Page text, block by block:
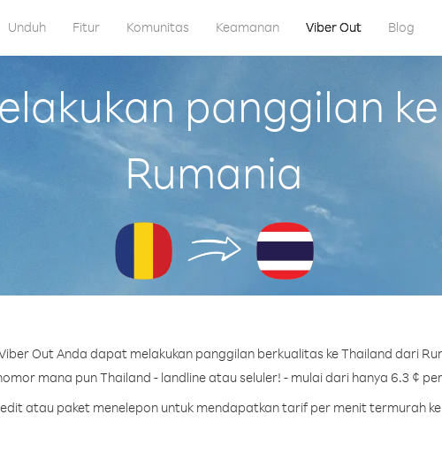
Unduh Fitur Komunitas Keamanan Viber Out Blog
panggilan
Rumania
Out Anda dapat melakukan panggilan berkualitas ke Thailand dari
mana pun Thailand - landline atau seluler! - mulai dari hanya 6.3 ¢
atau paket menelepon untuk mendapatkan tarif per menit termurah